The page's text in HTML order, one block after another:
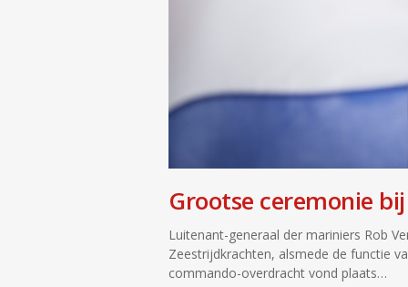
Grootse ceremonie
Luitenant-generaal der mariniers Rob
Zeestrijdkrachten, alsmede de functie
commando-overdracht vond plaats…